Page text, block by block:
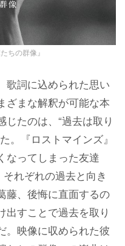
ちの群像』
歌詞に込められた思い
ざまな解釈が可能な本
たのは、“過去は取り
。『ロストマインズ』
なってしまった友達
れぞれの過去と向き
藤、後悔に直面するの
出すことで過去を取り
。映像に収められた彼